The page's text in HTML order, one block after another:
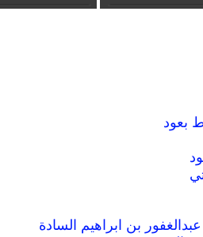
بعود
بن ابراهيم السادة